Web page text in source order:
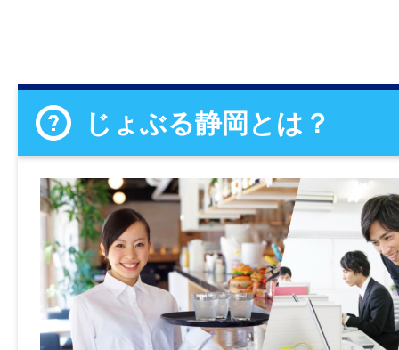
じょぶる静岡とは？